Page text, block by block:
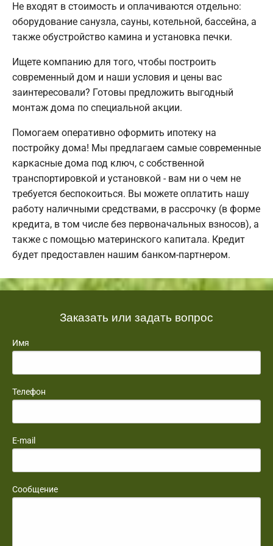
Не входят в стоимость и оплачиваются отдельно:
оборудование санузла, сауны, котельной, бассейна, а
также обустройство камина и установка печки.
Ищете компанию для того, чтобы построить
современный дом и наши условия и цены вас
заинтересовали? Готовы предложить выгодный
монтаж дома по специальной акции.
Помогаем оперативно оформить ипотеку на
постройку дома! Мы предлагаем самые современные
каркасные дома под ключ, с собственной
транспортировкой и установкой - вам ни о чем не
требуется беспокоиться. Вы можете оплатить нашу
работу наличными средствами, в рассрочку (в форме
кредита, в том числе без первоначальных взносов), а
также с помощью материнского капитала. Кредит
будет предоставлен нашим банком-партнером.
Заказать или задать вопрос
Имя
Телефон
E-mail
Сообщение